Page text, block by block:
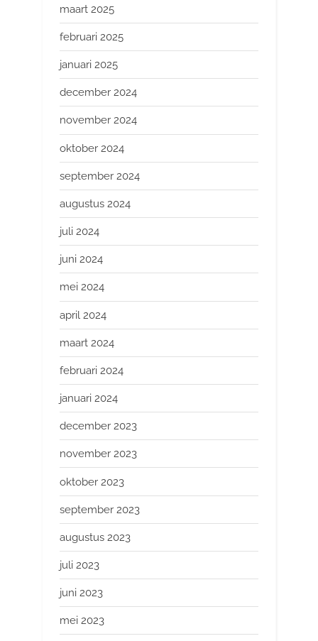
maart 2025
februari 2025
januari 2025
december 2024
november 2024
oktober 2024
september 2024
augustus 2024
juli 2024
juni 2024
mei 2024
april 2024
maart 2024
februari 2024
januari 2024
december 2023
november 2023
oktober 2023
september 2023
augustus 2023
juli 2023
juni 2023
mei 2023